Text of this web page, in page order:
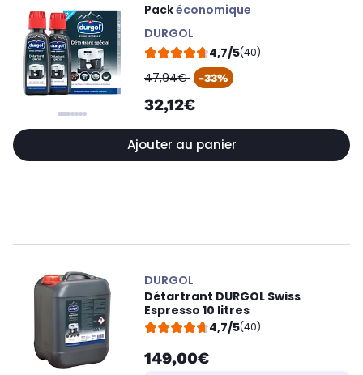
Packéconomique
DURGOL
4,7/5(40)
oldPrice
47,94€ -33%
32,12€
Ajouter au panier
DURGOL
Détartrant DURGOL Swiss
Espresso 10 litres
4,7/5(40)
149,00€